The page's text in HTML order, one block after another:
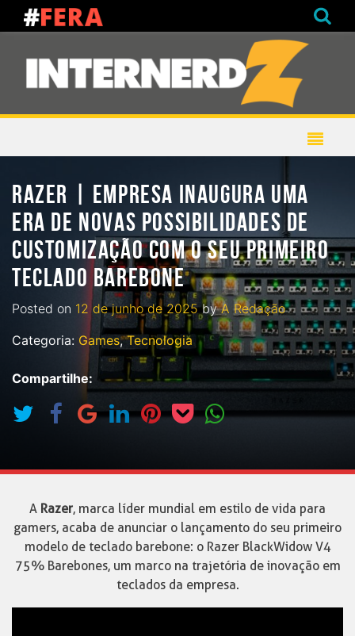
RAZER | EMPRESA INAUGURA UMA
ERA DE NOVAS POSSIBILIDADES DE
CUSTOMIZAÇÃO COM O SEU PRIMEIRO
TECLADO BAREBONE
Posted on 12 de junho de 2025byA Redação
Categoria: Games,Tecnologia
Compartilhe:
A Razer, marca líder mundial em estilo de vida para
gamers, acaba de anunciar o lançamento do seu primeiro
modelo de teclado barebone: o Razer BlackWidow V4
75% Barebones, um marco na trajetória de inovação em
teclados da empresa.